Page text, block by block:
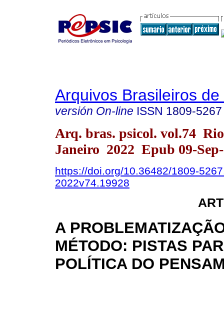
Arquivos Brasileiros
versión On-line ISSN 1809-5267
Arq. bras. psicol. vol.74
Janeiro 2022 Epub 09-
https://doi.org/10.36482/1809-
2022v74.19928
A
MÉTODO: PISTAS
POLÍTICA DO